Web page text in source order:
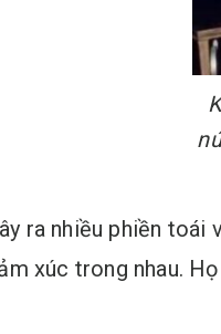
ra nhiều phiền
xúc trong nhau.